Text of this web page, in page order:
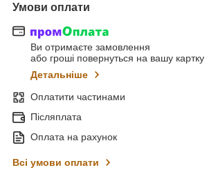
Умови оплати
Ви отримаєте замовлення
або гроші повернуться на вашу картку
Детальніше
Оплатити частинами
Післяплата
Оплата на рахунок
Всі умови оплати